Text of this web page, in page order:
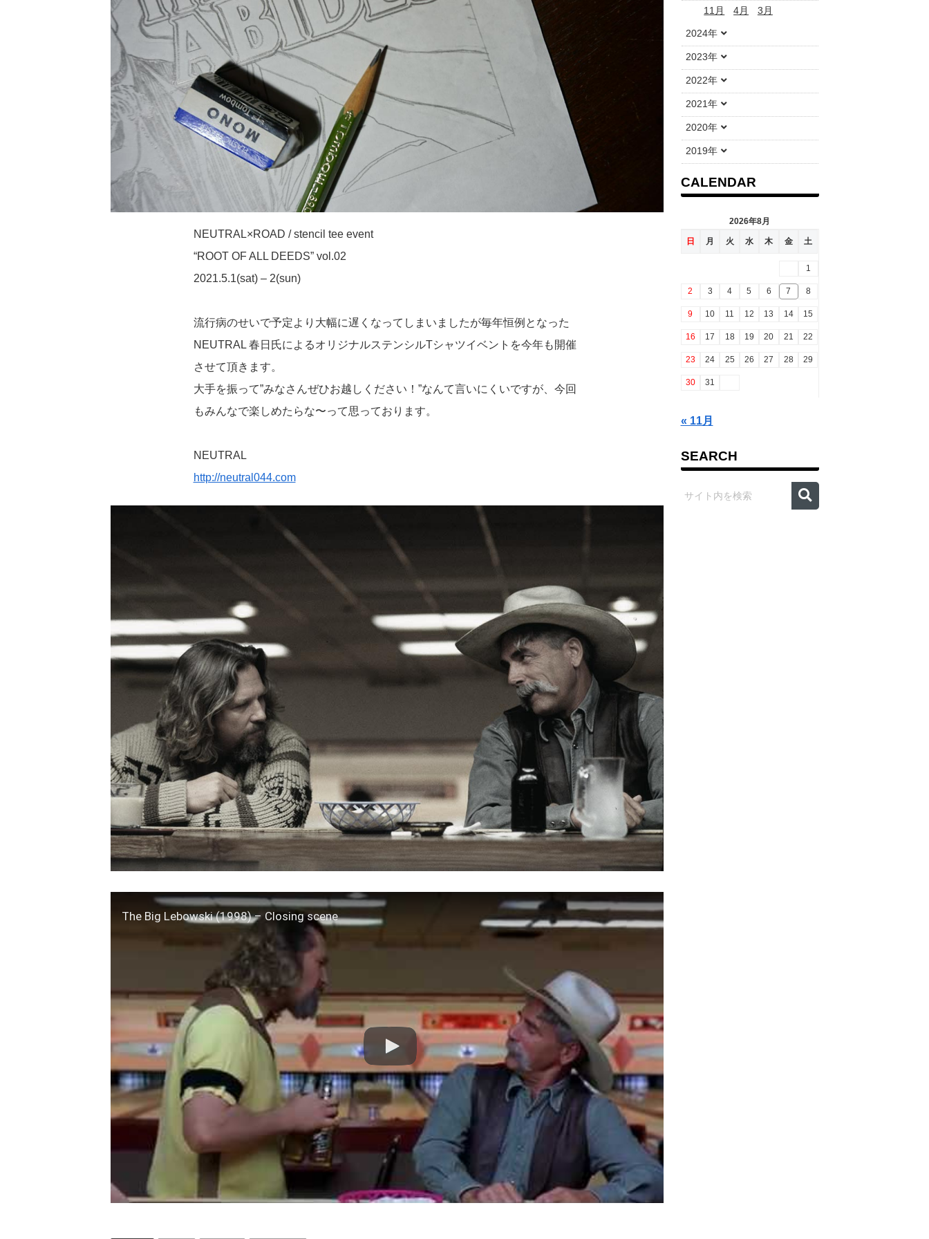
NEUTRAL×ROAD / stencil tee event
“ROOT OF ALL DEEDS” vol.02
2021.5.1(sat) – 2(sun)
流行病のせいで予定より大幅に遅くなってしまいましたが毎年恒例となった
NEUTRAL 春日氏によるオリジナルステンシルTシャツイベントを今年も開催
させて頂きます。
大手を振って”みなさんぜひお越しください！”なんて言いにくいですが、今回
もみんなで楽しめたらな〜って思っております。
NEUTRAL
http://neutral044.com
The Big Lebowski (1998) – Closing scene
11月 4月 3月
2024年
2023年
2022年
2021年
2020年
2019年
CALENDAR
2026年8月
日 月 火 水 木 金 土
1
2 3 4 5 6 7 8
9 10 11 12 13 14 15
16 17 18 19 20 21 22
23 24 25 26 27 28 29
30 31
« 11月
SEARCH